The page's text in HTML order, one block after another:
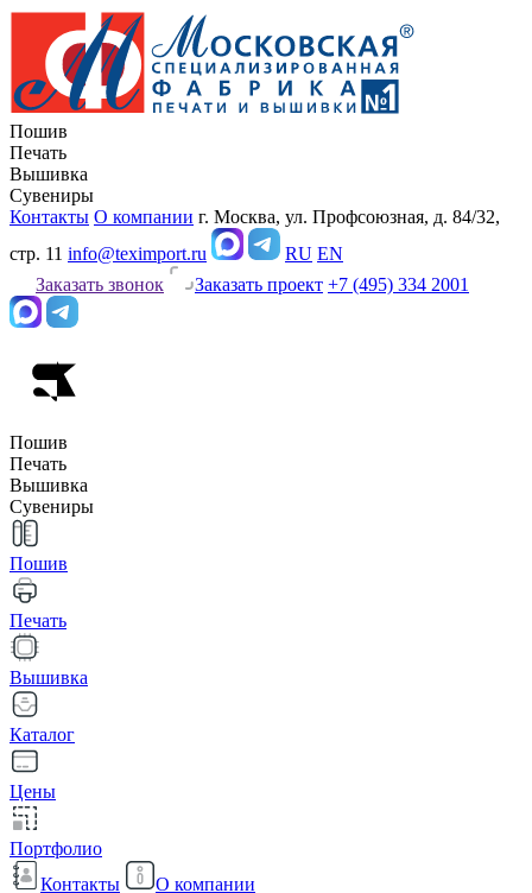
Пошив
Печать
Вышивка
Сувениры
Контакты О компании г. Москва, ул. Профсоюзная, д. 84/32,
стр. 11 info@teximport.ru RU EN
Заказать звонок
Заказать проект +7 (495) 334 2001
Пошив
Печать
Вышивка
Сувениры
Пошив
Печать
Вышивка
Каталог
Цены
Портфолио
Контакты
О компании